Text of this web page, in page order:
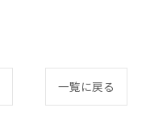
一覧に戻る